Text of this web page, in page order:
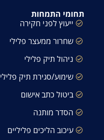
תחומי התמחות
ייעוץ לפני חקירה
שחרור ממעצר פלילי
ניהול תיק פלילי
שימוע/סגירת תיק פלילי
ביטול כתב אישום
הסדר מותנה
עיכוב הליכים פליליים